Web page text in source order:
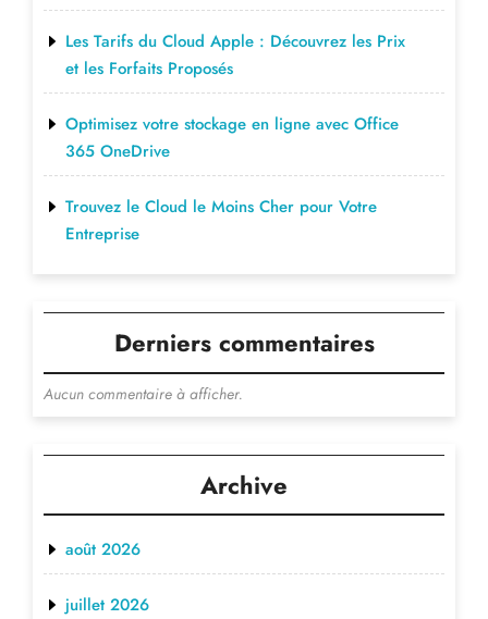
Les Tarifs du Cloud Apple : Découvrez les Prix
et les Forfaits Proposés
Optimisez votre stockage en ligne avec Office
365 OneDrive
Trouvez le Cloud le Moins Cher pour Votre
Entreprise
Derniers commentaires
Aucun commentaire à afficher.
Archive
août 2026
juillet 2026